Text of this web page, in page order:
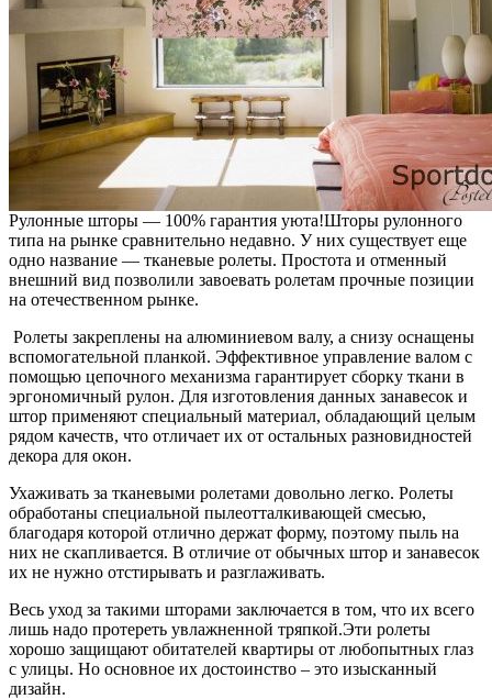
Рулонные шторы — 100% гарантия уюта!Шторы рулонного
типа на рынке сравнительно недавно. У них существует еще
одно название — тканевые ролеты. Простота и отменный
внешний вид позволили завоевать ролетам прочные позиции
на отечественном рынке.
Ролеты закреплены на алюминиевом валу, а снизу оснащены
вспомогательной планкой. Эффективное управление валом с
помощью цепочного механизма гарантирует сборку ткани в
эргономичный рулон. Для изготовления данных занавесок и
штор применяют специальный материал, обладающий целым
рядом качеств, что отличает их от остальных разновидностей
декора для окон.
Ухаживать за тканевыми ролетами довольно легко. Ролеты
обработаны специальной пылеотталкивающей смесью,
благодаря которой отлично держат форму, поэтому пыль на
них не скапливается. В отличие от обычных штор и занавесок
их не нужно отстирывать и разглаживать.
Весь уход за такими шторами заключается в том, что их всего
лишь надо протереть увлажненной тряпкой.Эти ролеты
хорошо защищают обитателей квартиры от любопытных глаз
с улицы. Но основное их достоинство – это изысканный
дизайн.